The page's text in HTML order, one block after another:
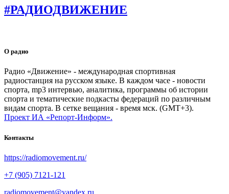
#РАДИОДВИЖЕНИЕ
О радио
Радио «Движение» - международная спортивная
радиостанция на русском языке. В каждом часе - новости
спорта, mp3 интервью, аналитика, программы об истории
спорта и тематические подкасты федераций по различным
видам спорта. В сетке вещания - время мск. (GMT+3).
Проект ИА «Репорт-Информ».
Контакты
https://radiomovement.ru/
+7 (905) 7121-121
radiomovement@yandex.ru